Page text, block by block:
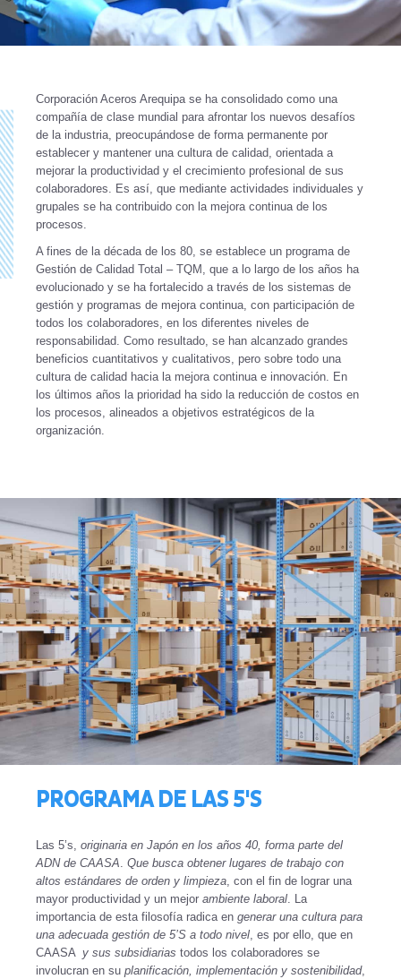
Corporación Aceros Arequipa se ha consolidado como una
compañía de clase mundial para afrontar los nuevos desafíos
de la industria, preocupándose de forma permanente por
establecer y mantener una cultura de calidad, orientada a
mejorar la productividad y el crecimiento profesional de sus
colaboradores. Es así, que mediante actividades individuales y
grupales se ha contribuido con la mejora continua de los
procesos.
A fines de la década de los 80, se establece un programa de
Gestión de Calidad Total – TQM, que a lo largo de los años ha
evolucionado y se ha fortalecido a través de los sistemas de
gestión y programas de mejora continua, con participación de
todos los colaboradores, en los diferentes niveles de
responsabilidad. Como resultado, se han alcanzado grandes
beneficios cuantitativos y cualitativos, pero sobre todo una
cultura de calidad hacia la mejora continua e innovación. En
los últimos años la prioridad ha sido la reducción de costos en
los procesos, alineados a objetivos estratégicos de la
organización.
PROGRAMA DE LAS 5'S
Las 5’s, originaria en Japón en los años 40, forma parte del
ADN de CAASA. Que busca obtener lugares de trabajo con
altos estándares de orden y limpieza, con el fin de lograr una
mayor productividad y un mejor ambiente laboral. La
importancia de esta filosofía radica en generar una cultura para
una adecuada gestión de 5’S a todo nivel, es por ello, que en
CAASA y sus subsidiarias todos los colaboradores se
involucran en su planificación, implementación y sostenibilidad,